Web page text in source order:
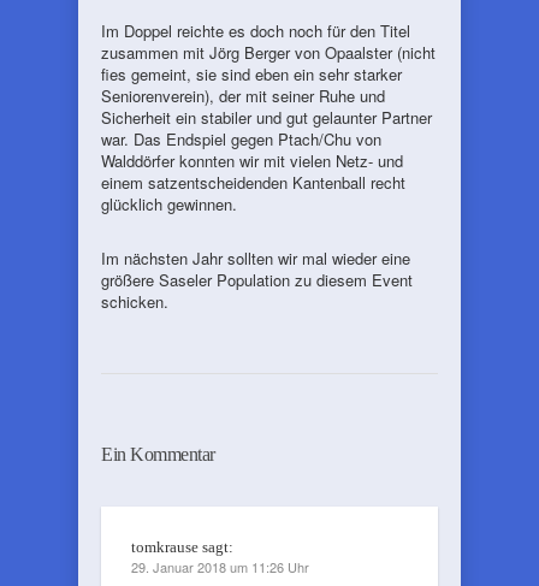
Im Doppel reichte es doch noch für den Titel
zusammen mit Jörg Berger von Opaalster (nicht
fies gemeint, sie sind eben ein sehr starker
Seniorenverein), der mit seiner Ruhe und
Sicherheit ein stabiler und gut gelaunter Partner
war. Das Endspiel gegen Ptach/Chu von
Walddörfer konnten wir mit vielen Netz- und
einem satzentscheidenden Kantenball recht
glücklich gewinnen.
Im nächsten Jahr sollten wir mal wieder eine
größere Saseler Population zu diesem Event
schicken.
Ein Kommentar
tomkrause sagt:
29. Januar 2018 um 11:26 Uhr